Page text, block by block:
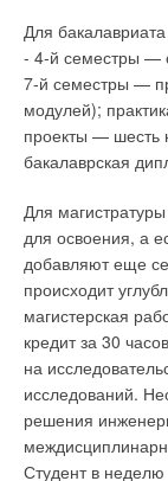
Для
- 4-й семестры —
7-й семестры —
модулей);
проекты — шесть
бакалаврская
Для
для освоения, а
добавляют еще
происходит
магистерская
кредит за 30
на
исследований.
решения
Студент в